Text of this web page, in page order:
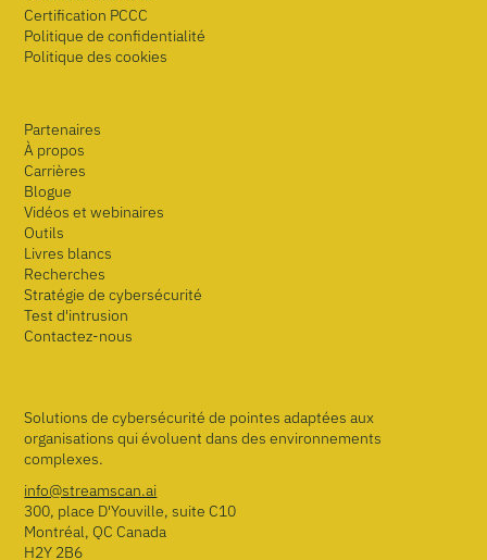
Certification PCCC
Politique de confidentialité
Politique des cookies
Partenaires
À propos
Carrières
Blogue
Vidéos et webinaires
Outils
Livres blancs
Recherches
Stratégie de cybersécurité
Test d'intrusion
Contactez-nous
Solutions de cybersécurité de pointes adaptées aux
organisations qui évoluent dans des environnements
complexes.
info@streamscan.ai
300, place D'Youville, suite C10
Montréal, QC Canada
H2Y 2B6